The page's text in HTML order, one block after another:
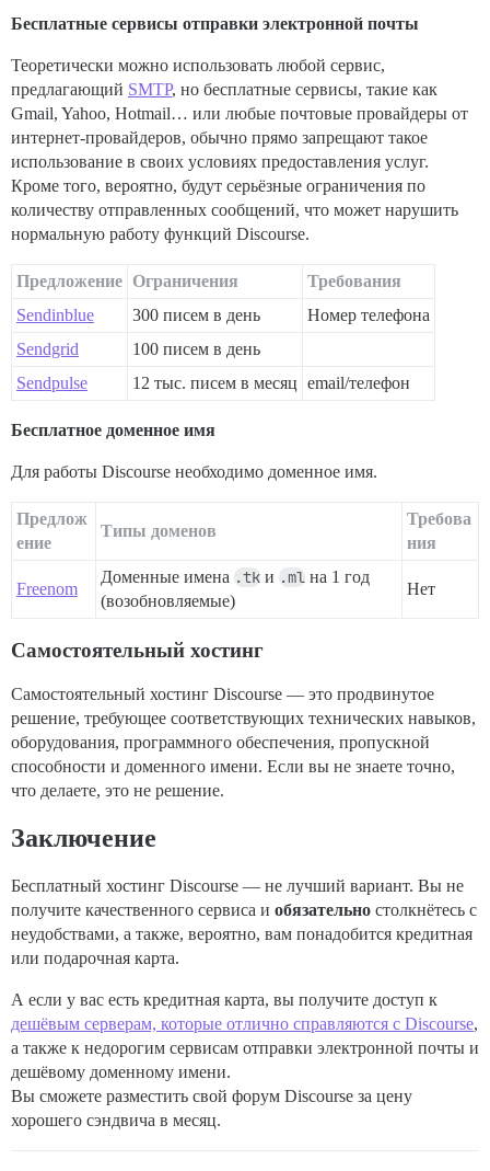
Бесплатные сервисы отправки электронной почты
Теоретически можно использовать любой сервис,
предлагающий SMTP, но бесплатные сервисы, такие как
Gmail, Yahoo, Hotmail… или любые почтовые провайдеры от
интернет-провайдеров, обычно прямо запрещают такое
использование в своих условиях предоставления услуг.
Кроме того, вероятно, будут серьёзные ограничения по
количеству отправленных сообщений, что может нарушить
нормальную работу функций Discourse.
Предложение Ограничения
Требования
Sendinblue
300 писем в день
Номер телефона
Sendgrid
100 писем в день
Sendpulse
12 тыс. писем в месяц email/телефон
Бесплатное доменное имя
Для работы Discourse необходимо доменное имя.
Предлож
ение
Типы доменов
Требова
ния
Freenom
Доменные имена .tk и .ml на 1 год
(возобновляемые)
Нет
Самостоятельный хостинг
Самостоятельный хостинг Discourse — это продвинутое
решение, требующее соответствующих технических навыков,
оборудования, программного обеспечения, пропускной
способности и доменного имени. Если вы не знаете точно,
что делаете, это не решение.
Заключение
Бесплатный хостинг Discourse — не лучший вариант. Вы не
получите качественного сервиса и обязательно столкнётесь с
неудобствами, а также, вероятно, вам понадобится кредитная
или подарочная карта.
А если у вас есть кредитная карта, вы получите доступ к
дешёвым серверам, которые отлично справляются с Discourse,
а также к недорогим сервисам отправки электронной почты и
дешёвому доменному имени.
Вы сможете разместить свой форум Discourse за цену
хорошего сэндвича в месяц.